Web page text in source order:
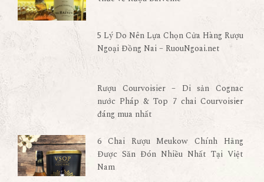
5 Lý Do Nên Lựa Chọn Cửa Hàng Rượu
Ngoại Đồng Nai – RuouNgoai.net
Rượu Courvoisier – Di sản Cognac
nước Pháp & Top 7 chai Courvoisier
đáng mua nhất
6 Chai Rượu Meukow Chính Hãng
Được Săn Đón Nhiều Nhất Tại Việt
Nam